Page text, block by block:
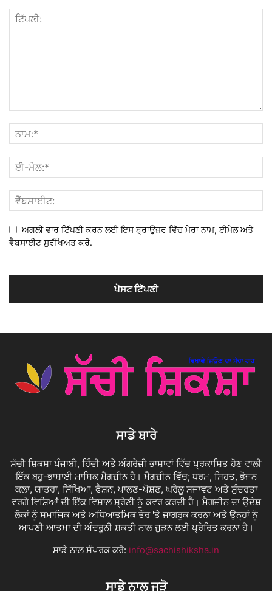
ਅਗਲੀ ਵਾਰ ਟਿੱਪਣੀ ਕਰਨ ਲਈ ਇਸ ਬ੍ਰਾਉਜ਼ਰ ਵਿੱਚ ਮੇਰਾ ਨਾਮ, ਈਮੇਲ ਅਤੇ
ਵੈਬਸਾਈਟ ਸੁਰੱਖਿਅਤ ਕਰੋ.
ਸਾਡੇ ਬਾਰੇ
ਸੱਚੀ ਸ਼ਿਕਸ਼ਾ ਪੰਜਾਬੀ, ਹਿੰਦੀ ਅਤੇ ਅੰਗਰੇਜ਼ੀ ਭਾਸ਼ਾਵਾਂ ਵਿੱਚ ਪ੍ਰਕਾਸ਼ਿਤ ਹੋਣ ਵਾਲੀ
ਇੱਕ ਬਹੁ-ਭਾਸ਼ਾਈ ਮਾਸਿਕ ਮੈਗਜ਼ੀਨ ਹੈ। ਮੈਗਜ਼ੀਨ ਵਿੱਚ; ਧਰਮ, ਸਿਹਤ, ਭੋਜਨ
ਕਲਾ, ਯਾਤਰਾ, ਸਿੱਖਿਆ, ਫੈਸ਼ਨ, ਪਾਲਣ-ਪੋਸ਼ਣ, ਘਰੇਲੂ ਸਜਾਵਟ ਅਤੇ ਸੁੰਦਰਤਾ
ਵਰਗੇ ਵਿਸ਼ਿਆਂ ਦੀ ਇੱਕ ਵਿਸ਼ਾਲ ਸ਼੍ਰੇਣੀ ਨੂੰ ਕਵਰ ਕਰਦੀ ਹੈ। ਮੈਗਜ਼ੀਨ ਦਾ ਉਦੇਸ਼
ਲੋਕਾਂ ਨੂੰ ਸਮਾਜਿਕ ਅਤੇ ਅਧਿਆਤਮਿਕ ਤੌਰ 'ਤੇ ਜਾਗਰੂਕ ਕਰਨਾ ਅਤੇ ਉਨ੍ਹਾਂ ਨੂੰ
ਆਪਣੀ ਆਤਮਾ ਦੀ ਅੰਦਰੂਨੀ ਸ਼ਕਤੀ ਨਾਲ ਜੁੜਨ ਲਈ ਪ੍ਰੇਰਿਤ ਕਰਨਾ ਹੈ।
ਸਾਡੇ ਨਾਲ ਸੰਪਰਕ ਕਰੋ: info@sachishiksha.in
ਸਾਡੇ ਨਾਲ ਜੁੜੋ